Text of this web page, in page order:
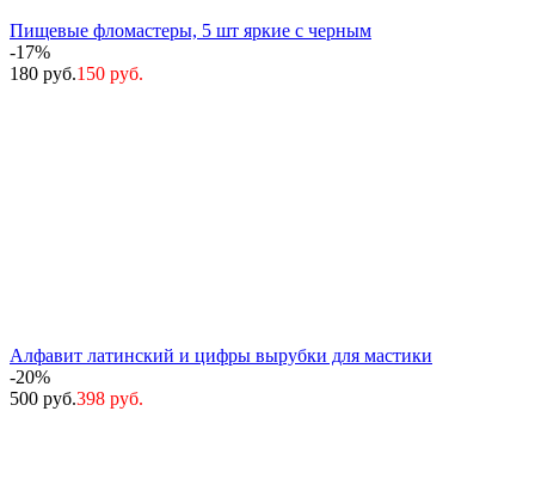
Пищевые фломастеры, 5 шт яркие с черным
-17%
180 руб.150 руб.
Алфавит латинский и цифры вырубки для мастики
-20%
500 руб.398 руб.